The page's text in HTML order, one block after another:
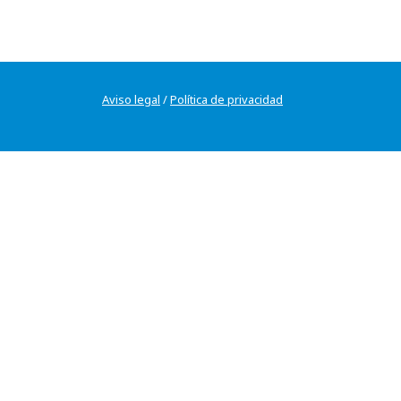
Aviso legal /Política de privacidad